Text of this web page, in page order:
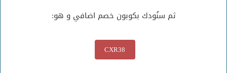
ثم سنُودك بكوبون خصم اضافي و هو:
CXR38